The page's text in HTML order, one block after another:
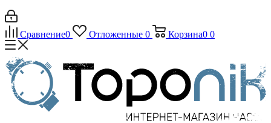
Сравнение0 Отложенные 0 Корзина0 0